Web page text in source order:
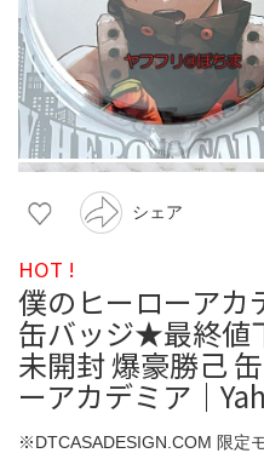
シェア
HOT !
僕のヒーローアカ
缶バッジ★最終
未開封 爆豪勝己
ーアカデミア｜
※DTCASADESIGN.COM 限定